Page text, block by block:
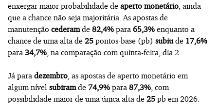
enxergar maior probabilidade de aperto monetário, ainda
que a chance não seja majoritária. As apostas de
manutenção cederamde 82,4% para 65,3% enquanto a
chance de uma alta de 25 pontos-base (pb) subiude 17,6%
para 34,7%, na comparação com quinta-feira, dia 2.
Já para dezembro, as apostas de aperto monetário em
algum nível subiramde 74,9% para 87,3%, com
possibilidade maior de uma única alta de 25 pb em 2026.